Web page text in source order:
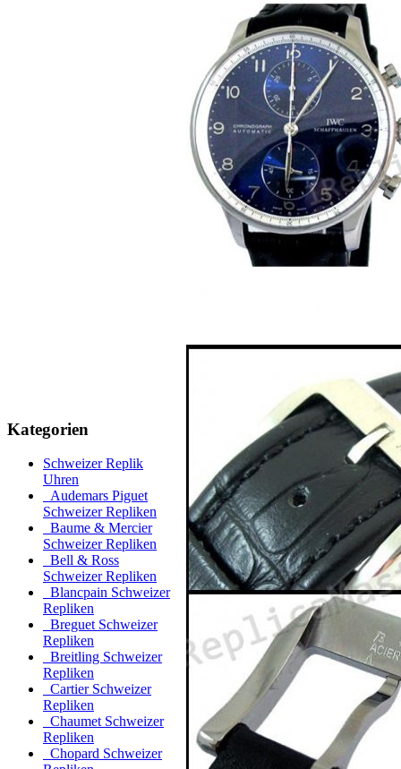
Kategorien
Schweizer Replik
Uhren
Audemars Piguet
Schweizer Repliken
Baume & Mercier
Schweizer Repliken
Bell & Ross
Schweizer Repliken
Blancpain Schweizer
Repliken
Breguet Schweizer
Repliken
Breitling Schweizer
Repliken
Cartier Schweizer
Repliken
Chaumet Schweizer
Repliken
Chopard Schweizer